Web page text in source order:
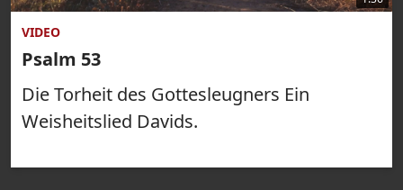
VIDEO
Psalm 53
Die Torheit des Gottesleugners Ein
Weisheitslied Davids.